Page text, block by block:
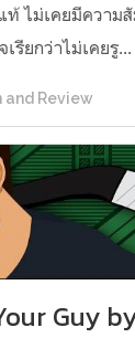
ท้ ไม่เคยมีความ
รียกว่าไม่เคยรู...
and Review
Guy